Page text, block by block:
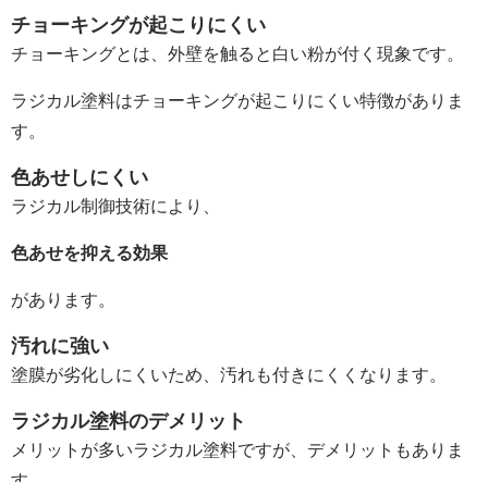
チョーキングが起こりにくい
チョーキングとは、外壁を触ると白い粉が付く現象です。
ラジカル塗料はチョーキングが起こりにくい特徴がありま
す。
色あせしにくい
ラジカル制御技術により、
色あせを抑える効果
があります。
汚れに強い
塗膜が劣化しにくいため、汚れも付きにくくなります。
ラジカル塗料のデメリット
メリットが多いラジカル塗料ですが、デメリットもありま